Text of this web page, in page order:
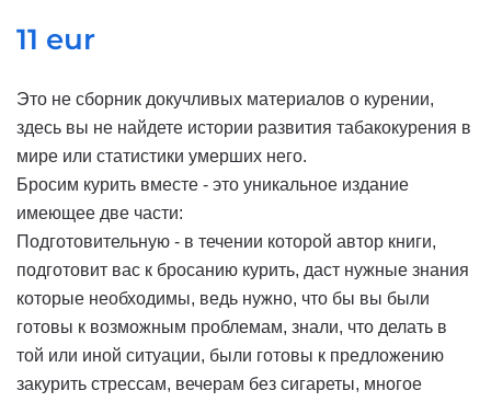
11 eur
Это не сборник докучливых материалов о курении,
здесь вы не найдете истории развития табакокурения в
мире или статистики умерших него.
Бросим курить вместе - это уникальное издание
имеющее две части:
Подготовительную - в течении которой автор книги,
подготовит вас к бросанию курить, даст нужные знания
которые необходимы, ведь нужно, что бы вы были
готовы к возможным проблемам, знали, что делать в
той или иной ситуации, были готовы к предложению
закурить стрессам, вечерам без сигареты, многое